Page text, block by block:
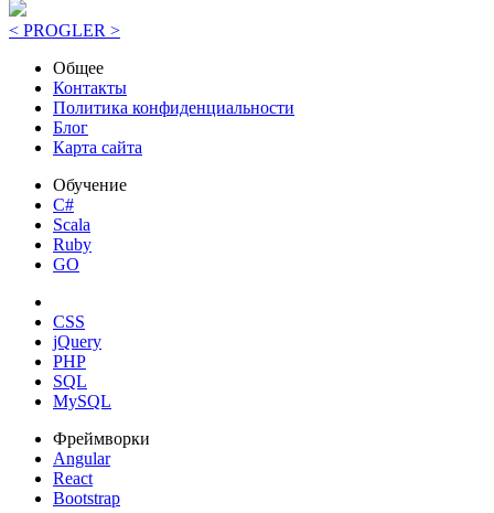
< PROGLER >
Общее
Контакты
Политика конфиденциальности
Блог
Карта сайта
Обучение
C#
Scala
Ruby
GO
CSS
jQuery
PHP
SQL
MySQL
Фреймворки
Angular
React
Bootstrap